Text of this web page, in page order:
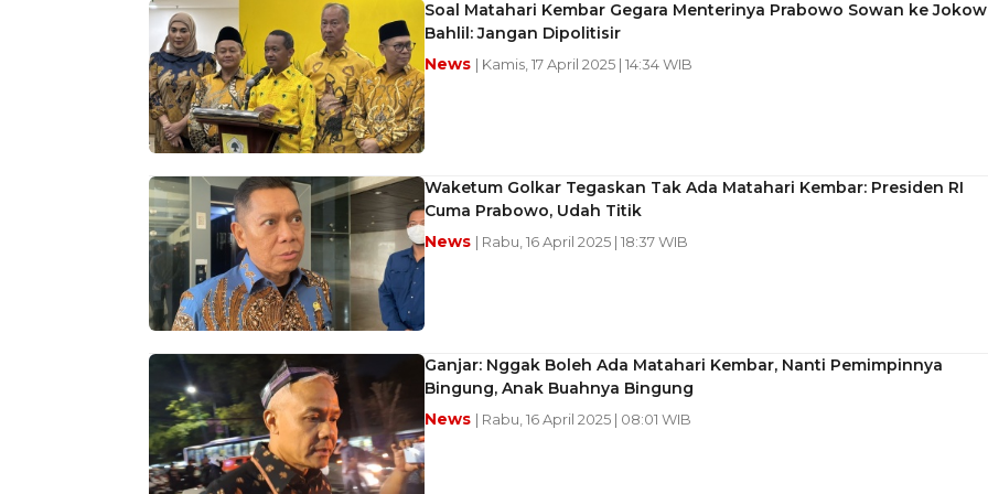
Soal Matahari Kembar Gegara Menterinya Prabowo Sowan ke
Bahlil: Jangan Dipolitisir
News | Kamis, 17 April 2025 | 14:34 WIB
Waketum Golkar Tegaskan Tak Ada Matahari Kembar: Presiden RI
Cuma Prabowo, Udah Titik
News | Rabu, 16 April 2025 | 18:37 WIB
Ganjar: Nggak Boleh Ada Matahari Kembar, Nanti Pemimpinnya
Bingung, Anak Buahnya Bingung
News | Rabu, 16 April 2025 | 08:01 WIB